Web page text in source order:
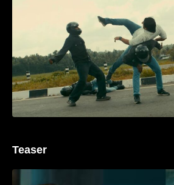
മമ്മൂക്കയുടെ മാസ്സ്
ശ്രദ്ധ നേടി ബസൂക്ക